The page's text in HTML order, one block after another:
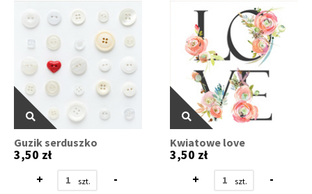
Guzik serduszko
3,50 zł
+
-
Kwiatowe love
3,50 zł
+
-